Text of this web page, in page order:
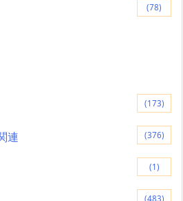
(78)
(173)
連 (376)
(1)
(483)